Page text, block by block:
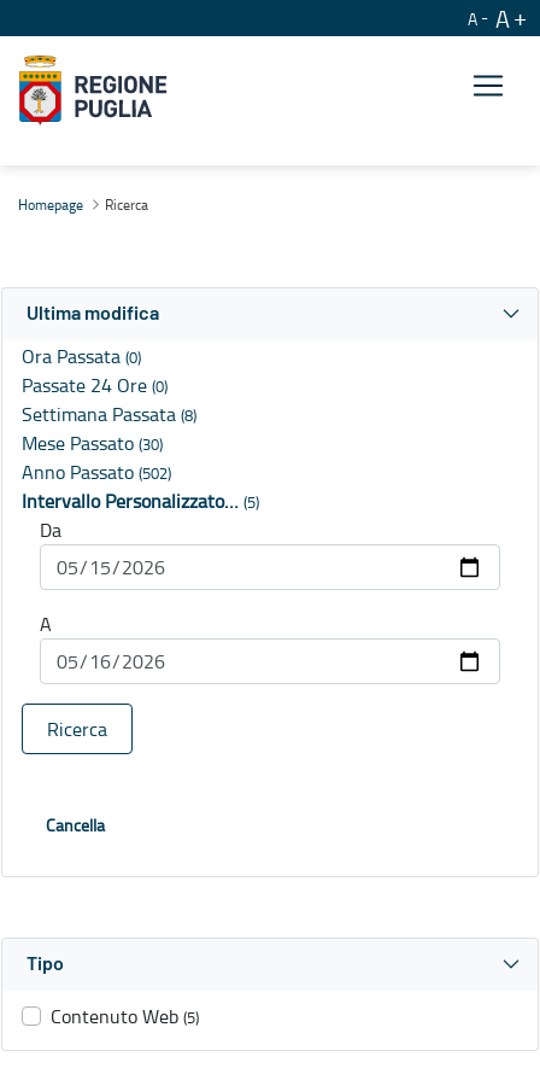
A A
Homepage Ricerca
Ultima modifica
Ora Passata (0)
Passate 24 Ore (0)
Settimana Passata (8)
Mese Passato (30)
Anno Passato (502)
Intervallo Personalizzato… (5)
Da
A
Ricerca
Cancella
Tipo
Contenuto Web (5)